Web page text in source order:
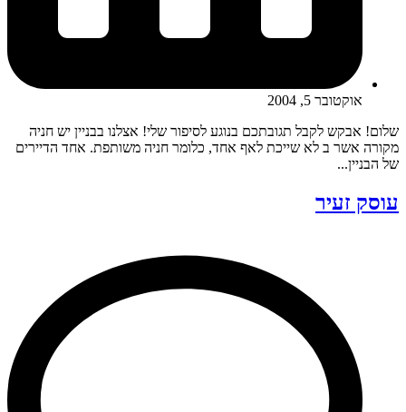
אוקטובר 5, 2004
שלום! אבקש לקבל תגובתכם בנוגע לסיפור שלי! אצלנו בבניין יש חניה
מקורה אשר ב לא שייכת לאף אחד, כלומר חניה משותפת. אחד הדיירים
של הבניין...
עוסק זעיר